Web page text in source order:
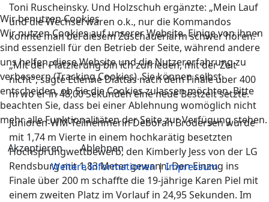
Toni Ruscheinsky. Und Holzschuh ergänzte: „Mein Lauf
und die Wechsel waren o.k., nur die Kommandos
konnte man bei diesem Zuschauerlärm schwer hören.“
„Mit der Platzierung bin ich zufrieden, mit der Zeit
nicht“, sagte Etienne Diattas nach dem Finale über 400
m wo er in 48,00 Sekunden eine neue Bestzeit setzte.
Junioren-WM-Teilnehmerin Deborah Brodersen wurde
mit 1,74 m Vierte in einem hochkarätig besetzten
Hochsprungwettbewerb, den Kimberly Jess von der LG
Rendsburg mit 1,83 Meter gewann. Den Einzug ins
Finale über 200 m schaffte die 19-jährige Karen Piel mit
einem zweiten Platz im Vorlauf in 24,95 Sekunden. Im
Wir benutzen Cookies
Wir nutzen Cookies auf unserer Website. Einige von ihnen
sind essenziell für den Betrieb der Seite, während andere
uns helfen, diese Website und die Nutzererfahrung zu
verbessern (Tracking Cookies). Sie können selbst
entscheiden, ob Sie die Cookies zulassen möchten. Bitte
beachten Sie, dass bei einer Ablehnung womöglich nicht
mehr alle Funktionalitäten der Seite zur Verfügung stehen.
Akzeptieren
Ablehnen
Weitere Informationen|Impressum